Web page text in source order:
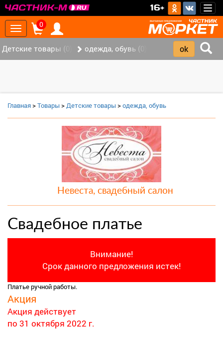
16+
Toggle
navigation
0
Детские товары (0) одежда, обувь (0)
Главная>Товары >Детские товары >одежда, обувь
Невеста, свадебный салон
Свадебное платье
Внимание!
Срок данного предложения истек!
Платье ручной работы.
Акция
Акция действует
по 31 октября 2022 г.